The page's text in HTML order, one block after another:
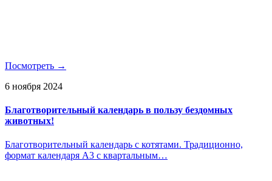
Посмотреть →
6 ноября 2024
Благотворительный календарь в пользу бездомных
животных!
Благотворительный календарь с котятами. Традиционно,
формат календаря А3 с квартальным…